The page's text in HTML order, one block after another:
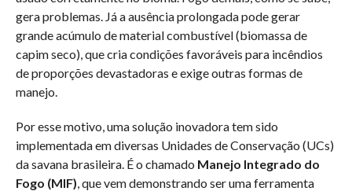
gera problemas. Já a ausência prolongada pode gerar
grande acúmulo de material combustível (biomassa de
capim seco), que cria condições favoráveis para incêndios
de proporções devastadoras e exige outras formas de
manejo.
Por esse motivo, uma solução inovadora tem sido
implementada em diversas Unidades de Conservação (UCs)
da savana brasileira. É o chamado Manejo Integrado do
Fogo (MIF), que vem demonstrando ser uma ferramenta